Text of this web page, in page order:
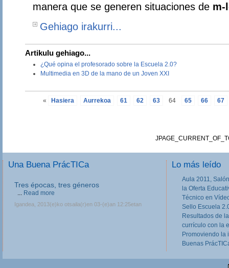
manera que se generen situaciones de m-
Gehiago irakurri...
Artikulu gehiago...
¿Qué opina el profesorado sobre la Escuela 2.0?
Multimedia en 3D de la mano de un Joven XXI
« Hasiera Aurrekoa 61 62 63 64 65 66 67
Una Buena PrácTICa
Tres épocas, tres géneros
... Read more
Igandea, 2013(e)ko otsaila(r)en 03-(e)an 12:25etan
Lo más leído
Aula 2011,
la Oferta
Técnico en
Sello Escuela
Resultados de
currículo con la
Promoviendo la
Buenas